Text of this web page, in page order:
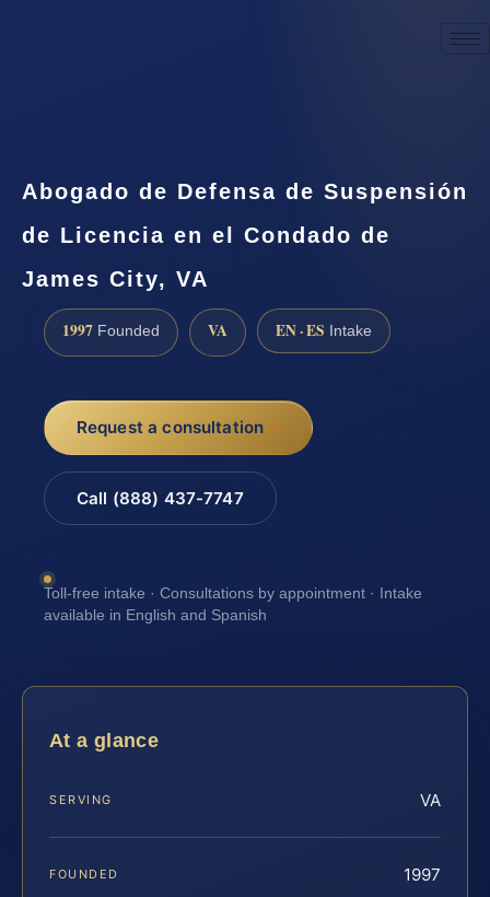
Abogado de Defensa de Suspensión
de Licencia en el Condado de
James City, VA
1997 Founded VA EN · ES Intake
Request a consultation
Call (888) 437-7747
Toll-free intake · Consultations by appointment · Intake
available in English and Spanish
At a glance
SERVING VA
FOUNDED 1997